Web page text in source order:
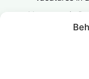
Vacatures in
Vacatures in